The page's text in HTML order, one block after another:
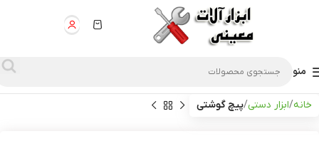
منو
خانه ابزار دستی پیچ گوشتی